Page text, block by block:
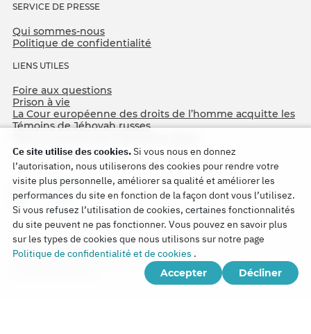
SERVICE DE PRESSE
Qui sommes-nous
Politique de confidentialité
LIENS UTILES
Foire aux questions
Prison à vie
La Cour européenne des droits de l’homme acquitte les
Témoins de Jéhovah russes
Copyright © 2026
Watch Tower Bible and Tract Society of Korea.
Ce site utilise des cookies.Si vous nous en donnez
l’autorisation, nous utiliserons des cookies pour rendre votre
visite plus personnelle, améliorer sa qualité et améliorer les
performances du site en fonction de la façon dont vous l’utilisez.
Si vous refusez l’utilisation de cookies, certaines fonctionnalités
du site peuvent ne pas fonctionner. Vous pouvez en savoir plus
sur les types de cookies que nous utilisons sur notre page
Politique de confidentialité et de cookies .
Accepter
Décliner